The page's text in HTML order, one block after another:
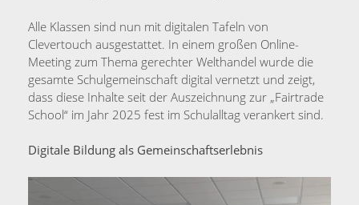
Alle Klassen sind nun mit digitalen Tafeln von
Clevertouch ausgestattet. In einem großen Online-
Meeting zum Thema gerechter Welthandel wurde die
gesamte Schulgemeinschaft digital vernetzt und zeigt,
dass diese Inhalte seit der Auszeichnung zur „Fairtrade
School“ im Jahr 2025 fest im Schulalltag verankert sind.
Digitale Bildung als Gemeinschaftserlebnis